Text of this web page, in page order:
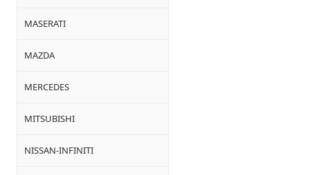
MASERATI
MAZDA
MERCEDES
MITSUBISHI
NISSAN-INFINITI